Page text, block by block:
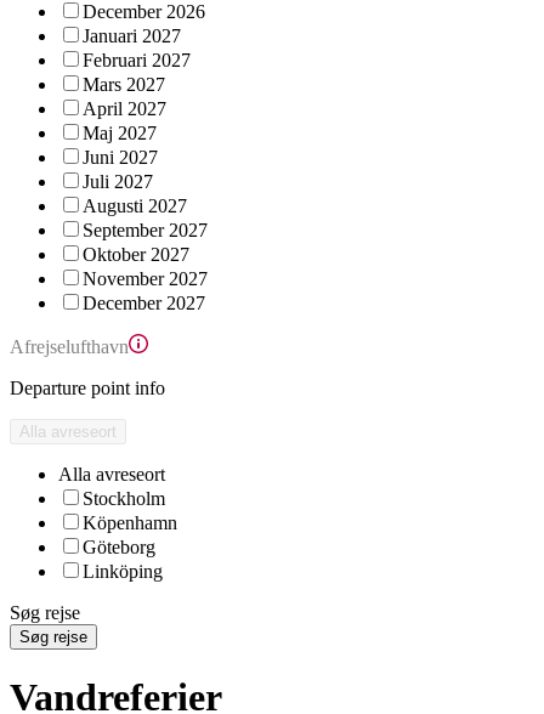
December 2026
Januari 2027
Februari 2027
Mars 2027
April 2027
Maj 2027
Juni 2027
Juli 2027
Augusti 2027
September 2027
Oktober 2027
November 2027
December 2027
Afrejselufthavn
Departure point info
Alla avreseort
Alla avreseort
Stockholm
Köpenhamn
Göteborg
Linköping
Søg rejse
Søg rejse
Vandreferier